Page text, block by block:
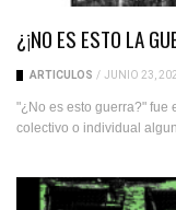
¿¡NO ES ESTO LA
ARTICULOS / JUNIO 23,
"¿No es esto guerra?" fue
colectivo o individual